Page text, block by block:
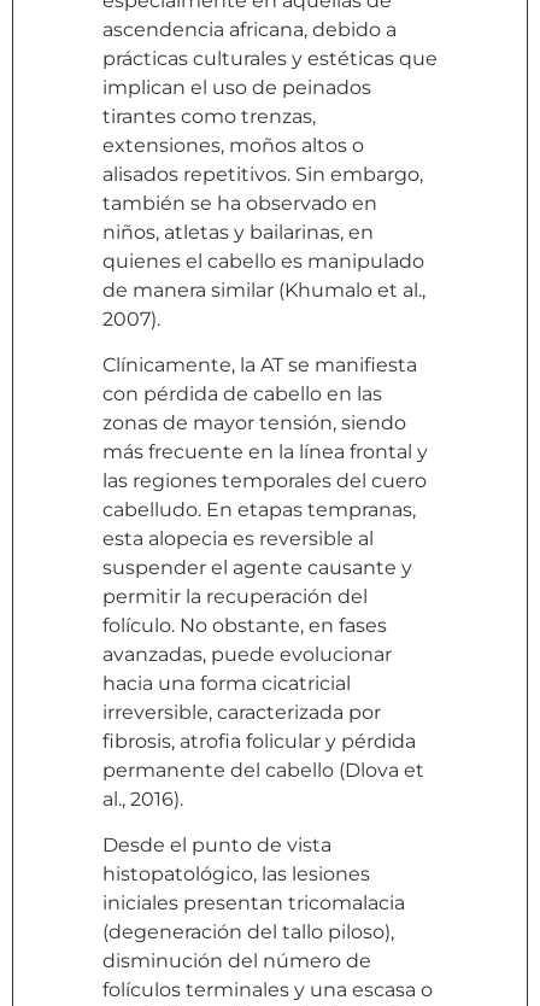
ascendencia africana, debido a
prácticas culturales y estéticas que
implican el uso de peinados
tirantes como trenzas,
extensiones, moños altos o
alisados repetitivos. Sin embargo,
también se ha observado en
niños, atletas y bailarinas, en
quienes el cabello es manipulado
de manera similar (Khumalo et al.,
2007).
Clínicamente, la AT se manifiesta
con pérdida de cabello en las
zonas de mayor tensión, siendo
más frecuente en la línea frontal y
las regiones temporales del cuero
cabelludo. En etapas tempranas,
esta alopecia es reversible al
suspender el agente causante y
permitir la recuperación del
folículo. No obstante, en fases
avanzadas, puede evolucionar
hacia una forma cicatricial
irreversible, caracterizada por
fibrosis, atrofia folicular y pérdida
permanente del cabello (Dlova et
al., 2016).
Desde el punto de vista
histopatológico, las lesiones
iniciales presentan tricomalacia
(degeneración del tallo piloso),
disminución del número de
folículos terminales y una escasa o